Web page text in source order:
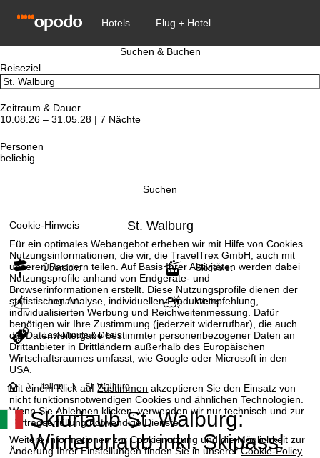
Cookie-Hinweis
Für ein optimales Webangebot erheben wir mit Hilfe von Cookies
Nutzungsinformationen, die wir, die TravelTrex GmbH, auch mit
unseren Partnern teilen. Auf Basis Ihrer Aktivitäten werden dabei
Nutzungsprofile anhand von Endgeräte- und
Browserinformationen erstellt. Diese Nutzungsprofile dienen der
statistischen Analyse, individuellen Produktempfehlung,
individualisierten Werbung und Reichweitenmessung. Dafür
benötigen wir Ihre Zustimmung (jederzeit widerrufbar), die auch
die Datenweitergabe bestimmter personenbezogener Daten an
Drittanbieter in Drittländern außerhalb des Europäischen
Wirtschaftsraumes umfasst, wie Google oder Microsoft in den
USA.
Mit einem Klick aufZustimmen akzeptieren Sie den Einsatz von
nicht funktionsnotwendigen Cookies und ähnlichen Technologien.
Wenn SieAblehnen klicken, verwenden wir nur technisch und zur
Vertragserfüllung notwendige Dienste.
Weitere Informationen zur Cookienutzung und die Möglichkeit zur
Änderung Ihrer Einstellungen finden Sie in unsererCookie-Policy.
Suchen & Buchen
Reiseziel
Zeitraum & Dauer
10.08.26 – 31.05.28 | 7 Nächte
Personen
beliebig
Suchen
St. Walburg
Übersicht Skigebiet
Langlauf Wetter
Last-Minute & Deals
S
t
a
Italien St. Walburg
Skiurlaub St. Walburg:
Winterurlaub inkl. Skipass!